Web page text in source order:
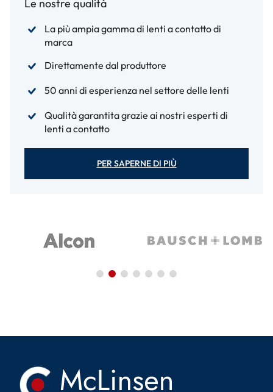
Le nostre qualità
La più ampia gamma di lenti a contatto di
marca
Direttamente dal produttore
50 anni di esperienza nel settore delle lenti
Qualità garantita grazie ai nostri esperti di
lenti a contatto
PER SAPERNE DI PIÙ